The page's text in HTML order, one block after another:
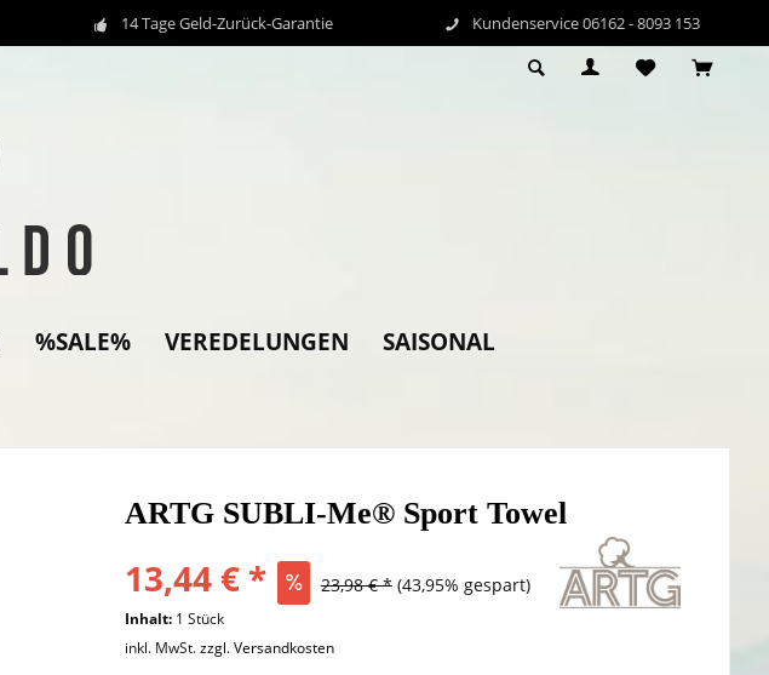
14 Tage Geld-Zurück-Garantie Kundenservice 06162 - 8093 153
%SALE% VEREDELUNGEN SAISONAL
ARTG SUBLI-Me® Sport Towel
13,44 € * 23,98 € * (43,95% gespart)
Inhalt: 1 Stück
inkl. MwSt.zzgl. Versandkosten